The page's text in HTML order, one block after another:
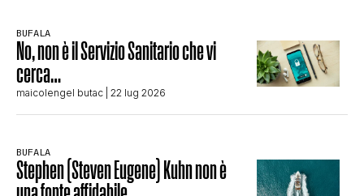
BUFALA
No, non è il Servizio Sanitario che vi
cerca…
maicolengel butac | 22 lug 2026
BUFALA
Stephen (Steven Eugene) Kuhn non è